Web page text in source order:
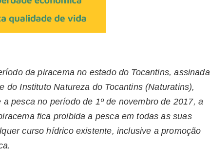
da piracema no estado do Tocantins, assinada
do Instituto Natureza do Tocantins (Naturatins),
pesca no período de 1º de novembro de 2017, a
fica proibida a pesca em todas as suas
curso hídrico existente, inclusive a promoção